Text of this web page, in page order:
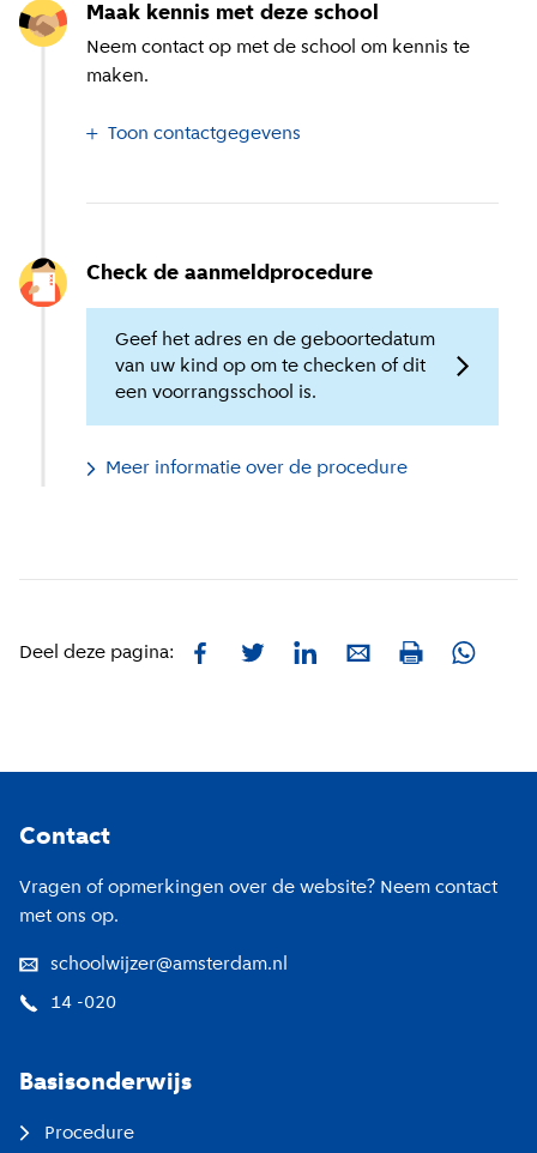
Maak kennis met deze school
Neem contact op met de school om kennis te
maken.
Toon contactgegevens
Check de aanmeldprocedure
Geef het adres en de geboortedatum
van uw kind op om te checken of dit
een voorrangsschool is.
Meer informatie over de procedure
Deel deze pagina: FacebookTwitterLinkedInE-mailPrint
Contact
Vragen of opmerkingen over de website? Neem contact
met ons op.
schoolwijzer@amsterdam.nl
14 -020
Basisonderwijs
Procedure